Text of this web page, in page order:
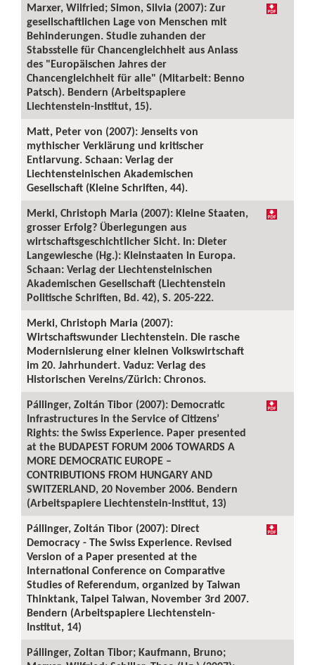
Marxer, Wilfried; Simon, Silvia (2007): Zur
gesellschaftlichen Lage von Menschen mit
Behinderungen. Studie zuhanden der
Stabsstelle für Chancengleichheit aus Anlass
des "Europäischen Jahres der
Chancengleichheit für alle" (Mitarbeit: Benno
Patsch). Bendern (Arbeitspapiere
Liechtenstein-Institut, 15).
Matt, Peter von (2007): Jenseits von
mythischer Verklärung und kritischer
Entlarvung. Schaan: Verlag der
Liechtensteinischen Akademischen
Gesellschaft (Kleine Schriften, 44).
Merki, Christoph Maria (2007): Kleine Staaten,
grosser Erfolg? Überlegungen aus
wirtschaftsgeschichtlicher Sicht. In: Dieter
Langewiesche (Hg.): Kleinstaaten in Europa.
Schaan: Verlag der Liechtensteinischen
Akademischen Gesellschaft (Liechtenstein
Politische Schriften, Bd. 42), S. 205-222.
Merki, Christoph Maria (2007):
Wirtschaftswunder Liechtenstein. Die rasche
Modernisierung einer kleinen Volkswirtschaft
im 20. Jahrhundert. Vaduz: Verlag des
Historischen Vereins/Zürich: Chronos.
Pállinger, Zoltán Tibor (2007): Democratic
Infrastructures in the Service of Citizens’
Rights: the Swiss Experience. Paper presented
at the BUDAPEST FORUM 2006 TOWARDS A
MORE DEMOCRATIC EUROPE –
CONTRIBUTIONS FROM HUNGARY AND
SWITZERLAND, 20 November 2006. Bendern
(Arbeitspapiere Liechtenstein-Institut, 13)
Pállinger, Zoltán Tibor (2007): Direct
Democracy - The Swiss Experience. Revised
Version of a Paper presented at the
International Conference on Comparative
Studies of Referendum, organized by Taiwan
Thinktank, Taipei Taiwan, November 3rd 2007.
Bendern (Arbeitspapiere Liechtenstein-
Institut, 14)
Pállinger, Zoltan Tibor; Kaufmann, Bruno;